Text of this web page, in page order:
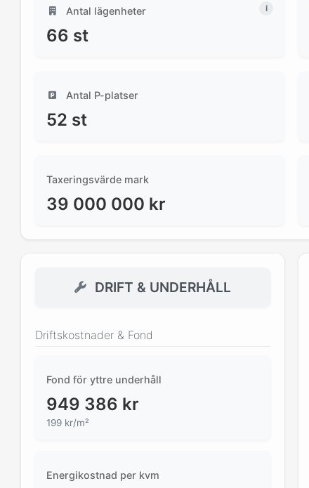
Antal lägenheter
66 st
Antal P-platser
52 st
Taxeringsvärde mark
39 000 000 kr
DRIFT & UNDERHÅLL
Driftskostnader & Fond
Fond för yttre underhåll
949 386 kr
199 kr/m²
Energikostnad per kvm